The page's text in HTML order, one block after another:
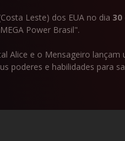
Leste) dos EUA no dia 30
Power Brasil".
Alice e o Mensageiro
poderes e habilidades para